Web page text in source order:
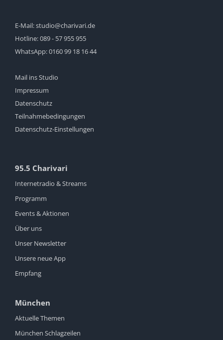
E-Mail:studio@charivari.de
Hotline:089 - 57 955 955
WhatsApp:0160 99 18 16 44
Mail ins Studio
Impressum
Datenschutz
Teilnahmebedingungen
Datenschutz-Einstellungen
95.5 Charivari
Internetradio & Streams
Programm
Events & Aktionen
Über uns
Unser Newsletter
Unsere neue App
Empfang
München
Aktuelle Themen
München Schlagzeilen